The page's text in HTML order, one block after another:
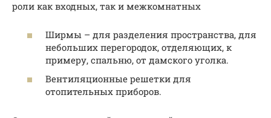
роли как входных, так и межкомнатных
Ширмы – для разделения пространства, для
небольших перегородок, отделяющих, к
примеру, спальню, от дамского уголка.
Вентиляционные решетки для
отопительных приборов.